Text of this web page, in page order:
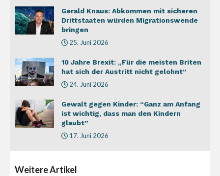
Gerald Knaus: Abkommen mit sicheren
Drittstaaten würden Migrationswende
bringen
25. Juni 2026
10 Jahre Brexit: „Für die meisten Briten
hat sich der Austritt nicht gelohnt“
24. Juni 2026
Gewalt gegen Kinder: “Ganz am Anfang
ist wichtig, dass man den Kindern
glaubt”
17. Juni 2026
WeitereArtikel